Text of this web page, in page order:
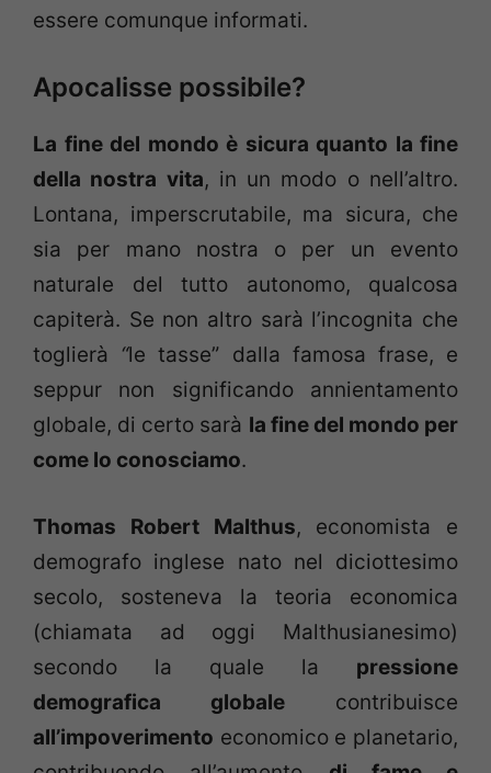
essere comunque informati.
Apocalisse possibile?
La fine del mondo è sicura quanto la fine
della nostra vita, in un modo o nell’altro.
Lontana, imperscrutabile, ma sicura, che
sia per mano nostra o per un evento
naturale del tutto autonomo, qualcosa
capiterà. Se non altro sarà l’incognita che
toglierà “le tasse” dalla famosa frase, e
seppur non significando annientamento
globale, di certo sarà la fine del mondo per
come lo conosciamo.
Thomas Robert Malthus, economista e
demografo inglese nato nel diciottesimo
secolo, sosteneva la teoria economica
(chiamata ad oggi Malthusianesimo)
secondo la quale la pressione
demografica globale contribuisce
all’impoverimento economico e planetario,